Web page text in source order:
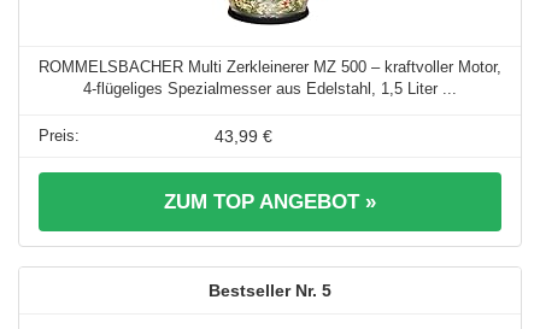
ROMMELSBACHER Multi Zerkleinerer MZ 500 – kraftvoller Motor,
4-flügeliges Spezialmesser aus Edelstahl, 1,5 Liter ...
43,99 €
ZUM TOP ANGEBOT »
5